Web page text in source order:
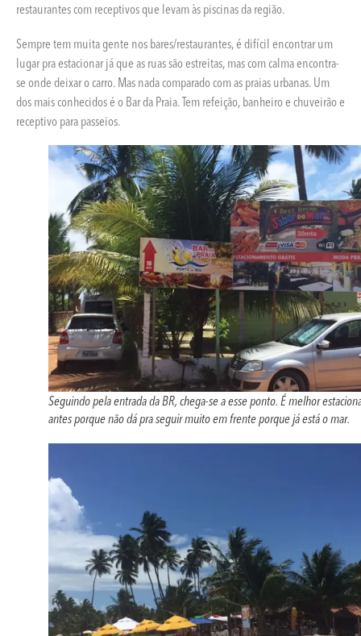
restaurantes com receptivos que levam às piscinas da região.
Sempre tem muita gente nos bares/restaurantes, é difícil encontrar um
lugar pra estacionar já que as ruas são estreitas, mas com calma encontra-
se onde deixar o carro. Mas nada comparado com as praias urbanas. Um
dos mais conhecidos é o Bar da Praia. Tem refeição, banheiro e chuveirão e
receptivo para passeios.
Seguindo pela entrada da BR, chega-se a esse ponto. É melhor
antes porque não dá pra seguir muito em frente porque já está o mar.